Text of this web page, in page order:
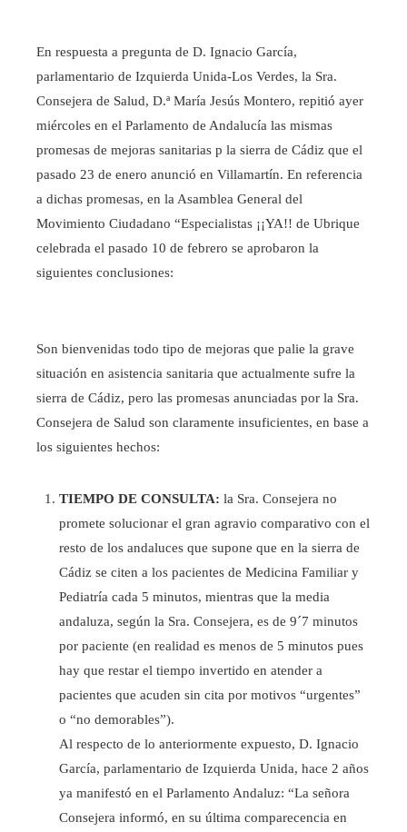
En respuesta a pregunta de D. Ignacio García,
parlamentario de Izquierda Unida-Los Verdes, la Sra.
Consejera de Salud, D.ª María Jesús Montero, repitió ayer
miércoles en el Parlamento de Andalucía las mismas
promesas de mejoras sanitarias p la sierra de Cádiz que el
pasado 23 de enero anunció en Villamartín. En referencia
a dichas promesas, en la Asamblea General del
Movimiento Ciudadano “Especialistas ¡¡YA!! de Ubrique
celebrada el pasado 10 de febrero se aprobaron la
siguientes conclusiones:
Son bienvenidas todo tipo de mejoras que palie la grave
situación en asistencia sanitaria que actualmente sufre la
sierra de Cádiz, pero las promesas anunciadas por la Sra.
Consejera de Salud son claramente insuficientes, en base a
los siguientes hechos:
TIEMPO DE CONSULTA: la Sra. Consejera no
promete solucionar el gran agravio comparativo con el
resto de los andaluces que supone que en la sierra de
Cádiz se citen a los pacientes de Medicina Familiar y
Pediatría cada 5 minutos, mientras que la media
andaluza, según la Sra. Consejera, es de 9´7 minutos
por paciente (en realidad es menos de 5 minutos pues
hay que restar el tiempo invertido en atender a
pacientes que acuden sin cita por motivos “urgentes”
o “no demorables”).
Al respecto de lo anteriormente expuesto, D. Ignacio
García, parlamentario de Izquierda Unida, hace 2 años
ya manifestó en el Parlamento Andaluz: “La señora
Consejera informó, en su última comparecencia en